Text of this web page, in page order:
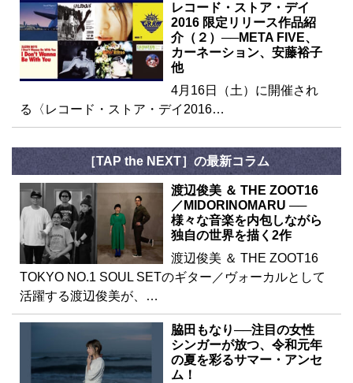
レコード・ストア・デイ
2016 限定リリース作品紹
介（２）──META FIVE、
カーネーション、安藤裕子
他
4月16日（土）に開催され
る〈レコード・ストア・デイ2016…
［TAP the NEXT］の最新コラム
渡辺俊美 ＆ THE ZOOT16
／MIDORINOMARU ──
様々な音楽を内包しながら
独自の世界を描く2作
渡辺俊美 ＆ THE ZOOT16
TOKYO NO.1 SOUL SETのギター／ヴォーカルとして
活躍する渡辺俊美が、…
脇田もなり──注目の女性
シンガーが放つ、令和元年
の夏を彩るサマー・アンセ
ム！